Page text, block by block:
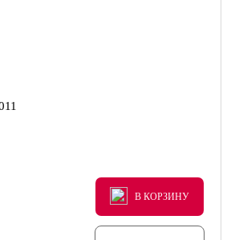
В КОРЗИНУ
В КОРЗИНУ
В КОРЗИНУ